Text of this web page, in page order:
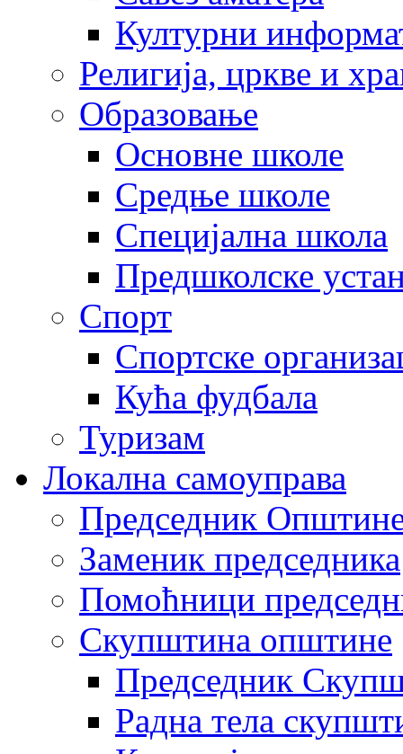
Културни
Религија, цркве и
Образовање
Основне школе
Средње школе
Специјална школа
Предшколске
Спорт
Спортске
Кућа фудбала
Туризам
Локална самоуправа
Председник
Заменик председника
Помоћници
Скупштина општине
Председник
Радна тела